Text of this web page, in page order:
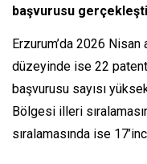
başvurusu
Erzurum’da 2026 Nisan
düzeyinde ise 22
başvurusu sayısı
Bölgesi illeri
sıralamasında ise